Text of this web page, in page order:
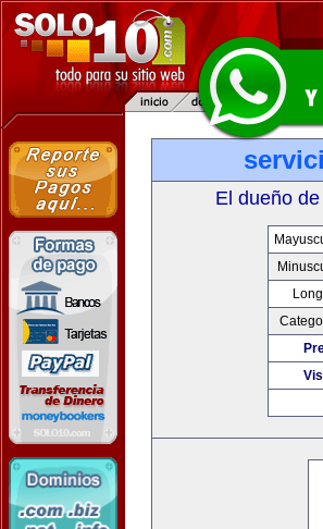
El dueño